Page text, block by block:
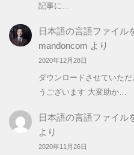
記事に…
日本語の言語ファイル
mandoncom より
2020年12月28日
ダウンロードさせていた
うございます 大変助か…
日本語の言語ファイル
より
2020年11月26日